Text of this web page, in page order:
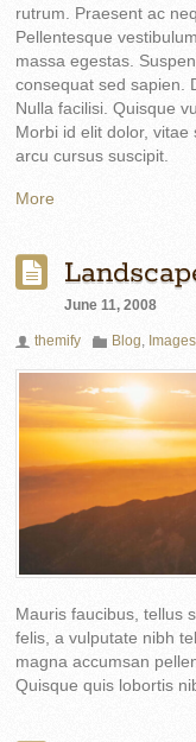
rutrum. Praesent ac
Pellentesque
massa egestas.
consequat sed sapien.
Nulla facilisi. Quisque
Morbi id elit dolor,
arcu cursus suscipit.
More
June 11, 2008
themify Blog Images
Mauris faucibus, tellus
felis, a vulputate nibh
magna accumsan
Quisque quis lobortis